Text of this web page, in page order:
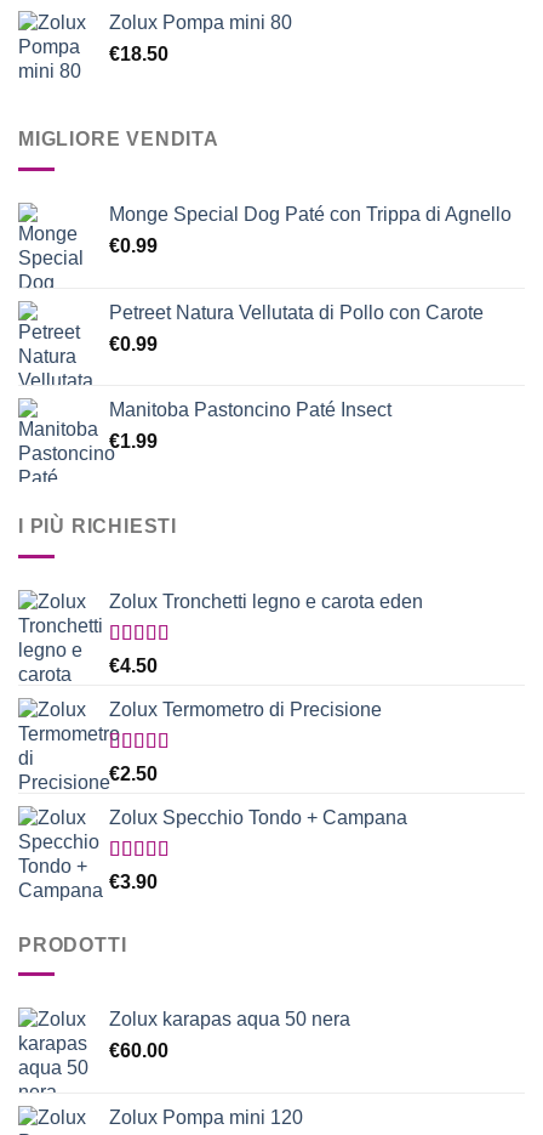
Zolux Pompa mini 80
€18.50
MIGLIORE VENDITA
Monge Special Dog Paté con Trippa di Agnello
€0.99
Petreet Natura Vellutata di Pollo con Carote
€0.99
Manitoba Pastoncino Paté Insect
€1.99
I PIÙ RICHIESTI
Zolux Tronchetti legno e carota eden
Valutato
€4.50
Zolux Termometro di Precisione
Valutato
5.00
€2.50
Zolux Specchio Tondo + Campana
Valutato
€3.90
PRODOTTI
Zolux karapas aqua 50 nera
€60.00
Zolux Pompa mini 120